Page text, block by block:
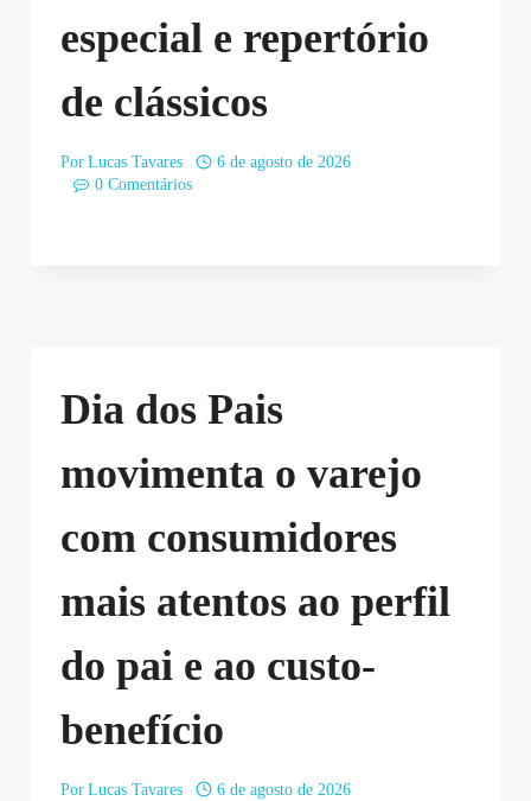
especial e repertório
de clássicos
Por Lucas Tavares
6 de agosto de 2026
0 Comentários
Dia dos Pais
movimenta o varejo
com consumidores
mais atentos ao perfil
do pai e ao custo-
benefício
Por Lucas Tavares
6 de agosto de 2026